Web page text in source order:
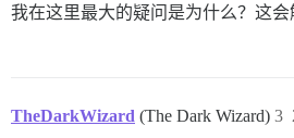
我在这里最大的疑问是为什么？这会
TheDarkWizard (The Dark Wizard) 3